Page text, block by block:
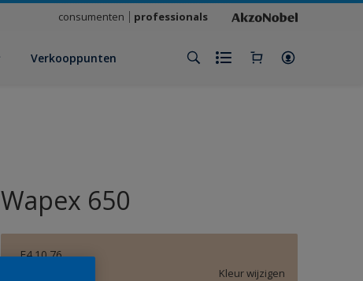
consumenten professionals
Verkooppunten
Wapex 650
E4.10.76
Kleur wijzigen